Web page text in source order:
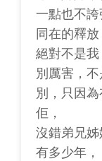
一點也不
同在的釋放
絕對不是
別厲害，
別，只因
佢，
沒錯弟兄
有多少年，